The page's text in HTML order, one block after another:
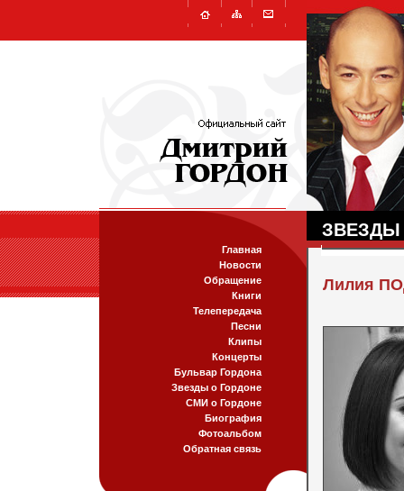
Главная
Новости
Обращение
Книги
Телепередача
Песни
Клипы
Концерты
Бульвар Гордона
Звезды о Гордоне
СМИ о Гордоне
Биография
Фотоальбом
Обратная связь
ЗВЕЗДЫ
Лилия